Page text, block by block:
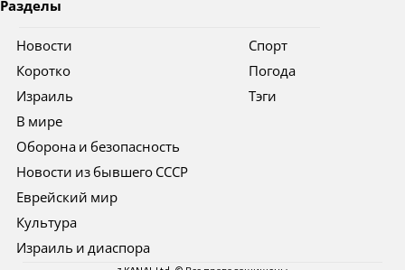
Разделы
Новости
Коротко
Израиль
В мире
Оборона и безопасность
Новости из бывшего СССР
Еврейский мир
Культура
Израиль и диаспора
Спорт
Погода
Тэги